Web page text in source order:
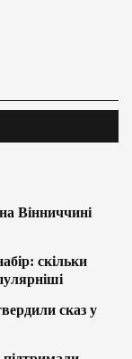
Вінниччині
скільки
сказ у